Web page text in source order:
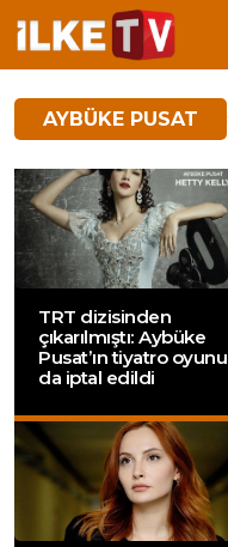
AYBÜKE PUSAT
TRT dizisinden
çıkarılmıştı: Aybüke
Pusat’ın tiyatro oyunu
da iptal edildi